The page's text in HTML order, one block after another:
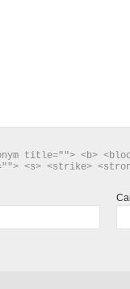
title=""> <b>
<s> <strike>